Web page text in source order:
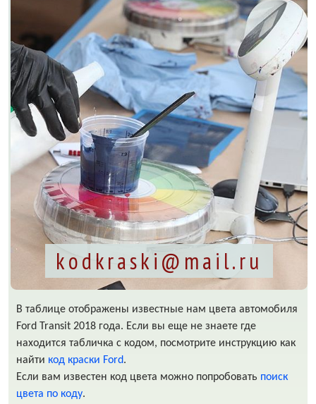
kodkraski@mail.ru
В таблице отображены известные нам цвета автомобиля
Ford Transit 2018 года. Если вы еще не знаете где
находится табличка с кодом, посмотрите инструкцию как
найти код краски Ford.
Если вам известен код цвета можно попробовать поиск
цвета по коду.